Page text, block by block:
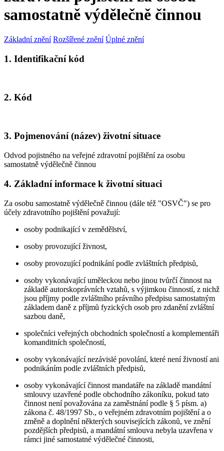
samostatně výdělečně činnou
Základní znění Rozšířené znění Úplné znění
1. Identifikační kód
2. Kód
3. Pojmenování (název) životní situace
Odvod pojistného na veřejné zdravotní pojištění za osobu
samostatně výdělečně činnou
4. Základní informace k životní situaci
Za osobu samostatně výdělečně činnou (dále též "OSVČ") se pro
účely zdravotního pojištění považují:
osoby podnikající v zemědělství,
osoby provozující živnost,
osoby provozující podnikání podle zvláštních předpisů,
osoby vykonávající uměleckou nebo jinou tvůrčí činnost na
základě autorskoprávních vztahů, s výjimkou činností, z nichž
jsou příjmy podle zvláštního právního předpisu samostatným
základem daně z příjmů fyzických osob pro zdanění zvláštní
sazbou daně,
společníci veřejných obchodních společností a komplementáři
komanditních společností,
osoby vykonávající nezávislé povolání, které není živností ani
podnikáním podle zvláštních předpisů,
osoby vykonávající činnost mandatáře na základě mandátní
smlouvy uzavřené podle obchodního zákoníku, pokud tato
činnost není považována za zaměstnání podle § 5 písm. a)
zákona č. 48/1997 Sb., o veřejném zdravotním pojištění a o
změně a doplnění některých souvisejících zákonů, ve znění
pozdějších předpisů, a mandátní smlouva nebyla uzavřena v
rámci jiné samostatné výdělečné činnosti,